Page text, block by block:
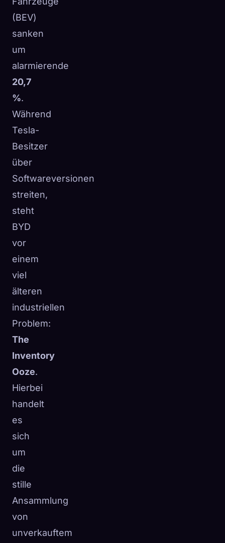
(BEV)
sanken
um
alarmierende
20,7
%.
Während
Tesla-
Besitzer
über
Softwareversionen
streiten,
steht
BYD
vor
einem
viel
älteren
industriellen
Problem:
The
Inventory
Ooze.
Hierbei
handelt
es
sich
um
die
stille
Ansammlung
von
unverkauftem